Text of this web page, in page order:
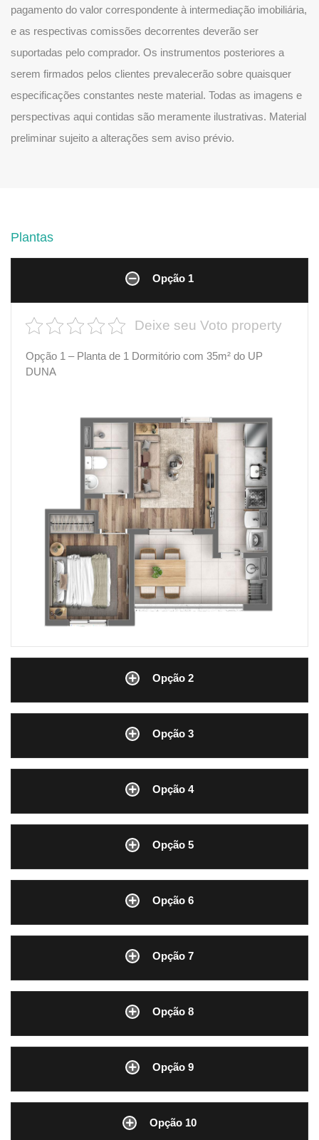
pagamento do valor correspondente à intermediação imobiliária,
e as respectivas comissões decorrentes deverão ser
suportadas pelo comprador. Os instrumentos posteriores a
serem firmados pelos clientes prevalecerão sobre quaisquer
especificações constantes neste material. Todas as imagens e
perspectivas aqui contidas são meramente ilustrativas. Material
preliminar sujeito a alterações sem aviso prévio.
Plantas
Opção 1
Deixe seu Voto property
Opção 1 – Planta de 1 Dormitório com 35m² do UP
DUNA
Opção 2
Opção 3
Opção 4
Opção 5
Opção 6
Opção 7
Opção 8
Opção 9
Opção 10